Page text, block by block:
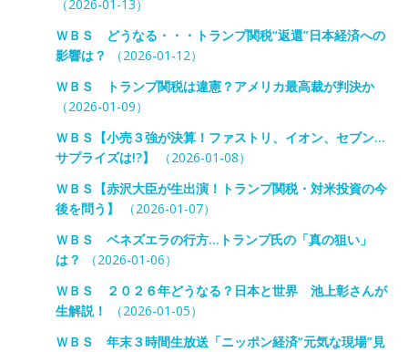
（2026-01-13）
ＷＢＳ どうなる・・・トランプ関税“返還”日本経済への
影響は？
（2026-01-12）
ＷＢＳ トランプ関税は違憲？アメリカ最高裁が判決か
（2026-01-09）
ＷＢＳ【小売３強が決算！ファストリ、イオン、セブン…
サプライズは!?】
（2026-01-08）
ＷＢＳ【赤沢大臣が生出演！トランプ関税・対米投資の今
後を問う】
（2026-01-07）
ＷＢＳ ベネズエラの行方…トランプ氏の「真の狙い」
は？
（2026-01-06）
ＷＢＳ ２０２６年どうなる？日本と世界 池上彰さんが
生解説！
（2026-01-05）
ＷＢＳ 年末３時間生放送「ニッポン経済“元気な現場”見